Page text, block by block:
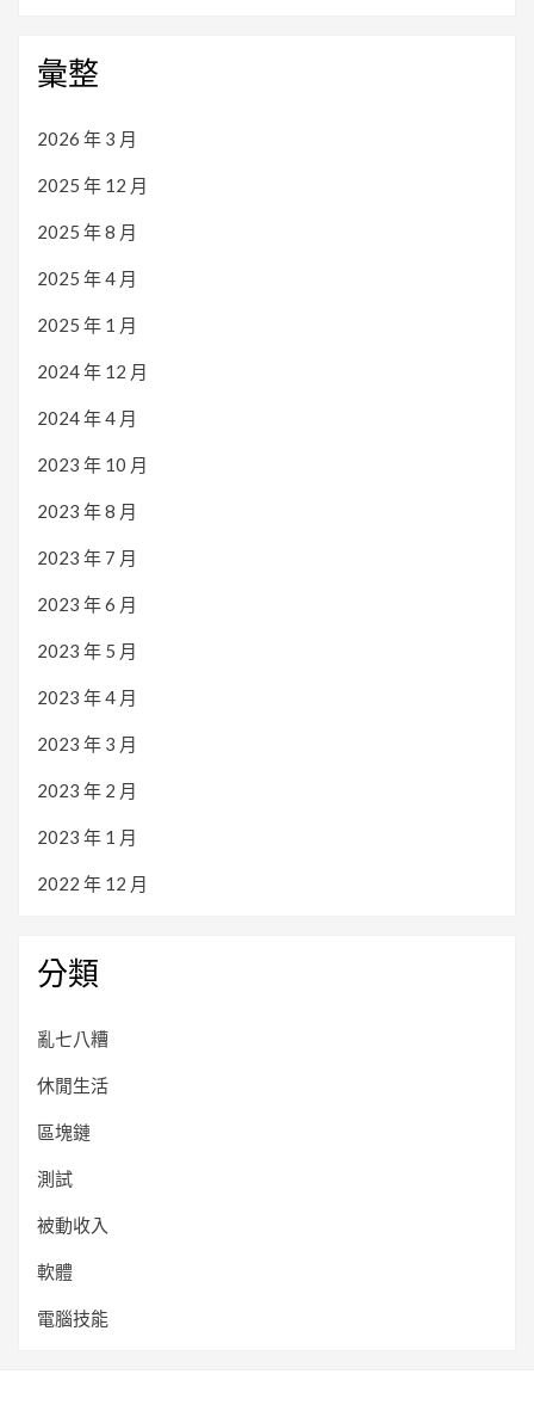
彙整
2026 年 3 月
2025 年 12 月
2025 年 8 月
2025 年 4 月
2025 年 1 月
2024 年 12 月
2024 年 4 月
2023 年 10 月
2023 年 8 月
2023 年 7 月
2023 年 6 月
2023 年 5 月
2023 年 4 月
2023 年 3 月
2023 年 2 月
2023 年 1 月
2022 年 12 月
分類
亂七八糟
休閒生活
區塊鏈
測試
被動收入
軟體
電腦技能